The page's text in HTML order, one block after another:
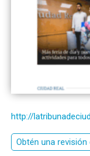
http://
Obtén una revisión